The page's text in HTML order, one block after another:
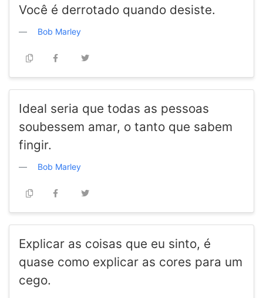
Você é derrotado quando desiste.
Bob Marley
Ideal seria que todas as pessoas
soubessem amar, o tanto que sabem
fingir.
Bob Marley
Explicar as coisas que eu sinto, é
quase como explicar as cores para um
cego.